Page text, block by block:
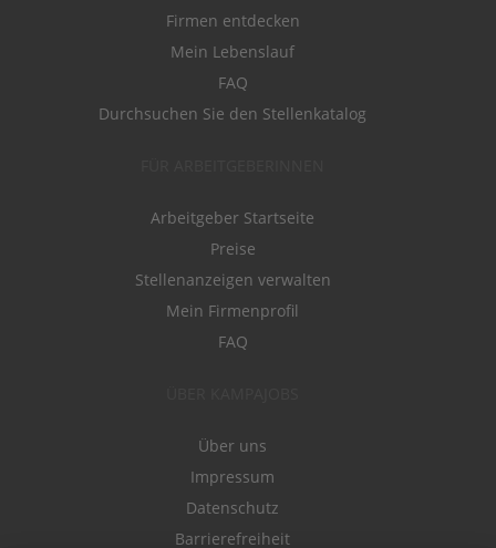
Firmen entdecken
Mein Lebenslauf
FAQ
Durchsuchen Sie den Stellenkatalog
Arbeitgeber Startseite
Preise
Stellenanzeigen verwalten
Mein Firmenprofil
FAQ
Über uns
Impressum
Datenschutz
Barrierefreiheit